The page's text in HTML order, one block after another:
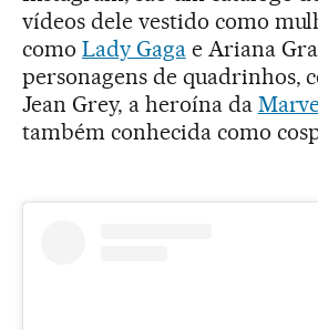
vídeos dele vestido como
como Lady Gagae Ariana
personagens de quadrinhos,
Jean Grey, a heroína da
também conhecida como